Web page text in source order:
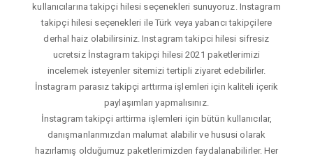
kullanıcılarına takipçi hilesi seçenekleri sunuyoruz. Instagram
takipçi hilesi seçenekleri ile Türk veya yabancı takipçilere
derhal haiz olabilirsiniz. Instagram takipci hilesi sifresiz
ucretsiz İnstagram takipçi hilesi 2021 paketlerimizi
incelemek isteyenler sitemizi tertipli ziyaret edebilirler.
İnstagram parasız takipçi arttırma işlemleri için kaliteli içerik
paylaşımları yapmalısınız.
İnstagram takipçi arttirma işlemleri için bütün kullanıcılar,
danışmanlarımızdan malumat alabilir ve hususi olarak
hazırlamış olduğumuz paketlerimizden faydalanabilirler. Her